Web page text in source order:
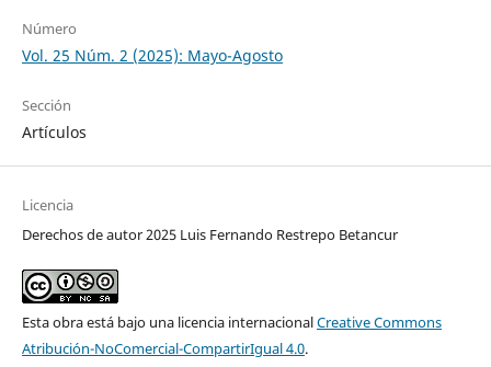
Número
Vol. 25 Núm. 2 (2025): Mayo-Agosto
Sección
Artículos
Licencia
Derechos de autor 2025 Luis Fernando Restrepo Betancur
Esta obra está bajo una licencia internacionalCreative Commons
Atribución-NoComercial-CompartirIgual 4.0.